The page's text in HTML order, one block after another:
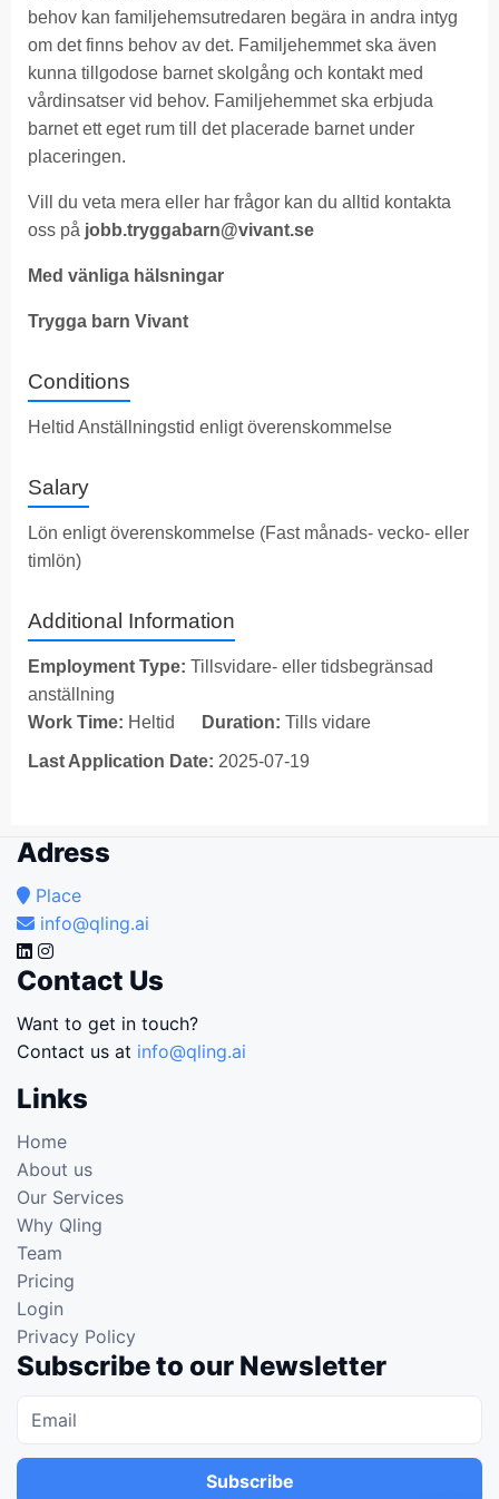
behov kan familjehemsutredaren begära in andra intyg
om det finns behov av det. Familjehemmet ska även
kunna tillgodose barnet skolgång och kontakt med
vårdinsatser vid behov. Familjehemmet ska erbjuda
barnet ett eget rum till det placerade barnet under
placeringen.
Vill du veta mera eller har frågor kan du alltid kontakta
oss på jobb.tryggabarn@vivant.se
Med vänliga hälsningar
Trygga barn Vivant
Conditions
Heltid Anställningstid enligt överenskommelse
Salary
Lön enligt överenskommelse (Fast månads- vecko- eller
timlön)
Additional Information
Employment Type: Tillsvidare- eller tidsbegränsad
anställning
Work Time: Heltid Duration: Tills vidare
Last Application Date: 2025-07-19
Adress
Place
info@qling.ai
Contact Us
Want to get in touch?
Contact us at info@qling.ai
Links
Home
About us
Our Services
Why Qling
Team
Pricing
Login
Privacy Policy
Subscribe to our Newsletter
Subscribe